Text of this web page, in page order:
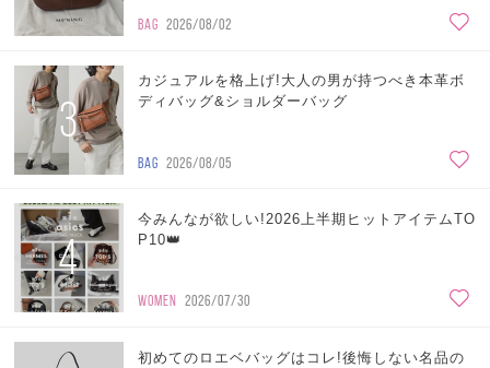
BAG 2026/08/02
3
カジュアルを格上げ!大人の男が持つべき本革ボ
ディバッグ&ショルダーバッグ
BAG 2026/08/05
4
今みんなが欲しい!2026上半期ヒットアイテムTO
P10👑
WOMEN 2026/07/30
初めてのロエベバッグはコレ!後悔しない名品の